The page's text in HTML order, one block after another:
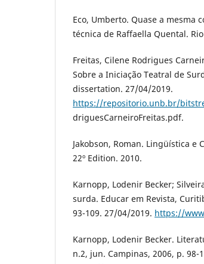
Eco, Umberto. Quase a mesma
técnica de Raffaella Quental.
Freitas, Cilene Rodrigues
Sobre a Iniciação Teatral de
dissertation. 27/04/2019.
https://repositorio.unb.br/
driguesCarneiroFreitas.pdf.
Jakobson, Roman. Lingüística e
22º Edition. 2010.
Karnopp, Lodenir Becker;
surda. Educar em Revista,
93-109. 27/04/2019. https://
Karnopp, Lodenir Becker.
n.2, jun. Campinas, 2006, p. 98-